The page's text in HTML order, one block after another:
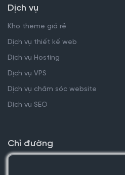
Dịch vụ
Kho theme giá rẻ
Dịch vụ thiết kế web
Dịch vụ Hosting
Dịch vụ VPS
Dịch vụ chăm sóc website
Dịch vụ SEO
Chỉ đường